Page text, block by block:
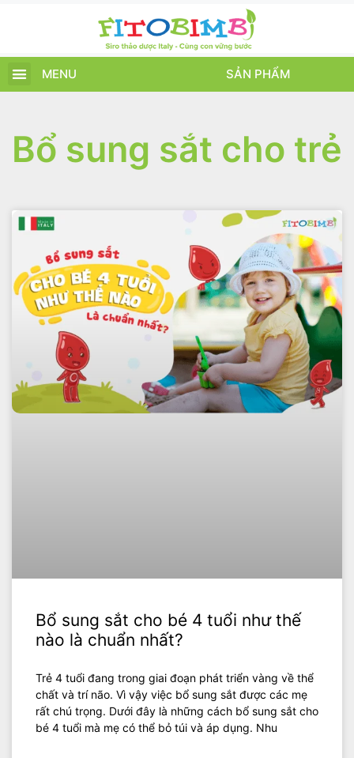
MENU SẢN PHẨM
Bổ sung sắt cho trẻ
Bổ sung sắt cho bé 4 tuổi như thế
nào là chuẩn nhất?
Trẻ 4 tuổi đang trong giai đoạn phát triển vàng về thể
chất và trí não. Vì vậy việc bổ sung sắt được các mẹ
rất chú trọng. Dưới đây là những cách bổ sung sắt cho
bé 4 tuổi mà mẹ có thể bỏ túi và áp dụng. Nhu